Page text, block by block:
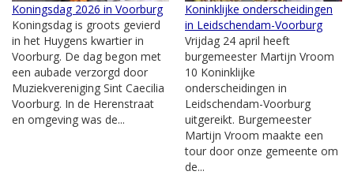
Koningsdag 2026 in Voorburg
Koningsdag is groots gevierd
in het Huygens kwartier in
Voorburg. De dag begon met
een aubade verzorgd door
Muziekvereniging Sint Caecilia
Voorburg. In de Herenstraat
en omgeving was de...
Koninklijke onderscheidingen
in Leidschendam-Voorburg
Vrijdag 24 april heeft
burgemeester Martijn Vroom
10 Koninklijke
onderscheidingen in
Leidschendam-Voorburg
uitgereikt. Burgemeester
Martijn Vroom maakte een
tour door onze gemeente om
de...